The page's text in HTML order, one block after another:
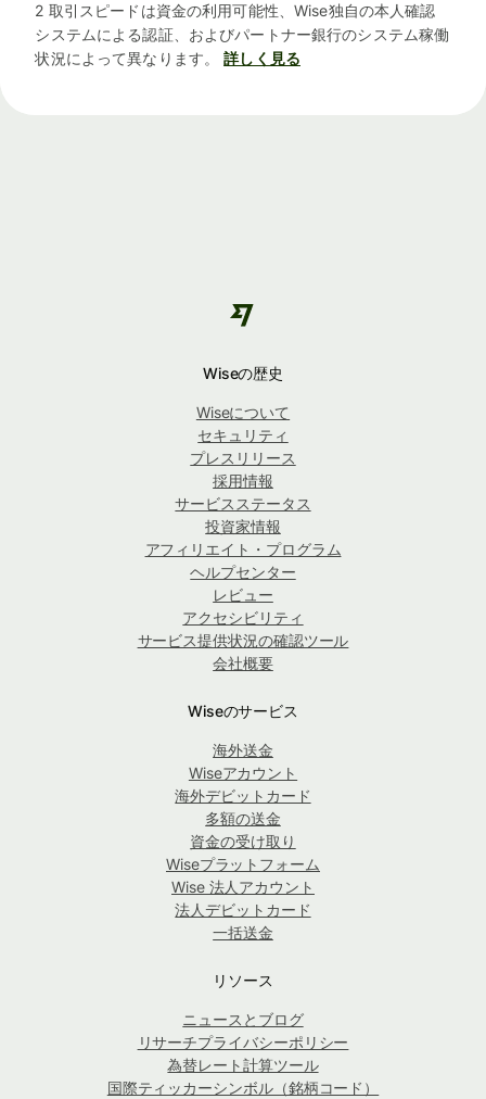
2 取引スピードは資金の利用可能性、Wise独自の本人確認
システムによる認証、およびパートナー銀行のシステム稼働
状況によって異なります。
詳しく見る
Wiseの歴史
Wiseについて
セキュリティ
プレスリリース
採用情報
サービスステータス
投資家情報
アフィリエイト・プログラム
ヘルプセンター
レビュー
アクセシビリティ
サービス提供状況の確認ツール
会社概要
Wiseのサービス
海外送金
Wiseアカウント
海外デビットカード
多額の送金
資金の受け取り
Wiseプラットフォーム
Wise 法人アカウント
法人デビットカード
一括送金
リソース
ニュースとブログ
リサーチプライバシーポリシー
為替レート計算ツール
国際ティッカーシンボル（銘柄コード）